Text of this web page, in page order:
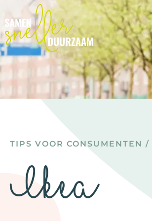
TIPS VOOR CONSUMENTEN /
Ikea